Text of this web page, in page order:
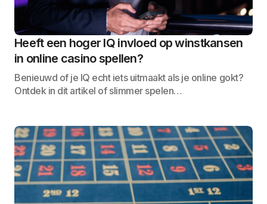
Heeft een hoger IQ invloed op winstkansen
in online casino spellen?
Benieuwd of je IQ echt iets uitmaakt als je online gokt?
Ontdek in dit artikel of slimmer spelen…